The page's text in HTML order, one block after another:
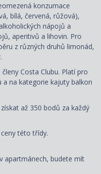
konzumace
bílá, červená, růžová),
nápojů a
aperitivů a lihovin. Pro
z různých druhů limonád,
Costa Clubu. Platí pro
a na kategorie kajuty balkon
až 350 bodů za každý
této třídy.
v apartmánech, budete mít